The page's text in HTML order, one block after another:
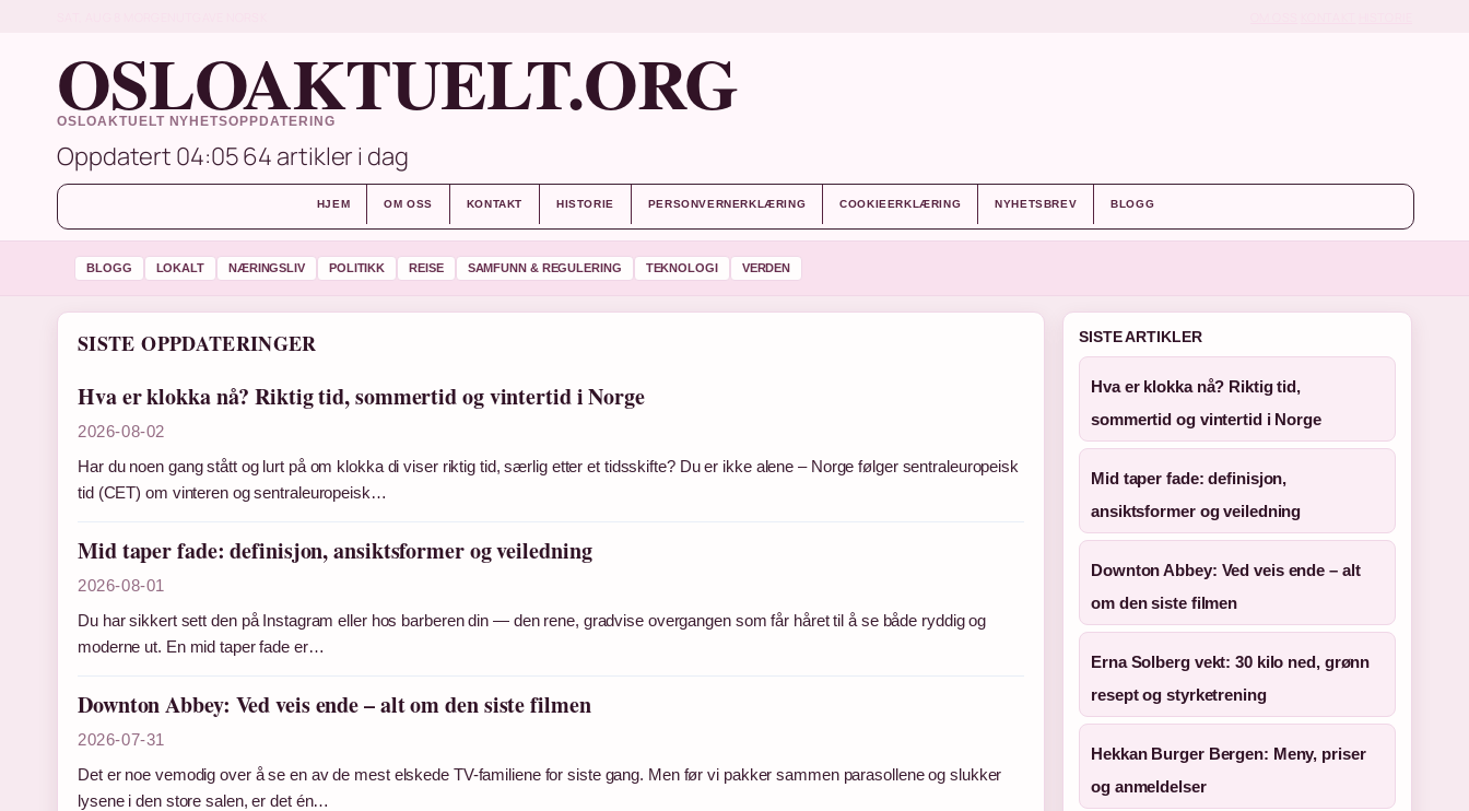
OSLOAKTUELT.ORG
OSLOAKTUELT NYHETSOPPDATERING
Oppdatert 04:0564 artikler i dag
HJEM OM OSS KONTAKT HISTORIE PERSONVERNERKLÆRING COOKIEERKLÆRING NYHETSBREV BLOGG
BLOGG LOKALT NÆRINGSLIV POLITIKK REISE SAMFUNN & REGULERING TEKNOLOGI VERDEN
SISTE OPPDATERINGER
Hva er klokka nå? Riktig tid, sommertid og vintertid i Norge
2026-08-02
Har du noen gang stått og lurt på om klokka di viser riktig tid, særlig etter et tidsskifte? Du er ikke alene – Norge følger sentraleuropeisk
tid (CET) om vinteren og sentraleuropeisk…
Mid taper fade: definisjon, ansiktsformer og veiledning
2026-08-01
Du har sikkert sett den på Instagram eller hos barberen din — den rene, gradvise overgangen som får håret til å se både ryddig og
moderne ut. En mid taper fade er…
Downton Abbey: Ved veis ende – alt om den siste filmen
2026-07-31
Det er noe vemodig over å se en av de mest elskede TV-familiene for siste gang. Men før vi pakker sammen parasollene og slukker
lysene i den store salen, er det én…
SISTE ARTIKLER
Hva er klokka nå? Riktig tid,
sommertid og vintertid i Norge
Mid taper fade: definisjon,
ansiktsformer og veiledning
Downton Abbey: Ved veis ende – alt
om den siste filmen
Erna Solberg vekt: 30 kilo ned, grønn
resept og styrketrening
Hekkan Burger Bergen: Meny, priser
og anmeldelser